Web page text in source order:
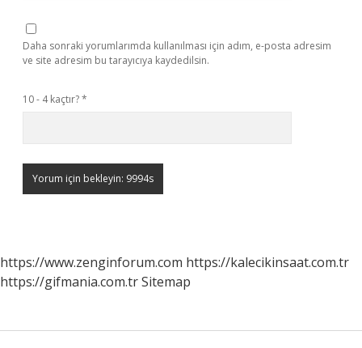
Daha sonraki yorumlarımda kullanılması için adım, e-posta adresim
ve site adresim bu tarayıcıya kaydedilsin.
10 - 4 kaçtır?*
https://www.zenginforum.com https://kalecikinsaat.com.tr
https://gifmania.com.trSitemap